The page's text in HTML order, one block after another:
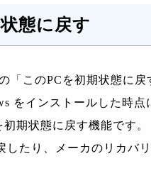
態に戻す
「このPCを初期状態に
をインストールした時
期状態に戻す機能です。
たり、メーカのリカバ